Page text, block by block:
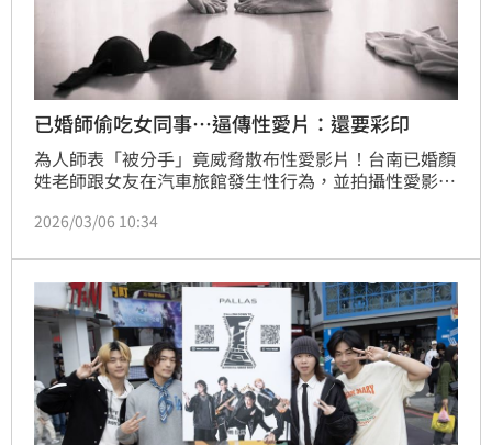
已婚師偷吃女同事…逼傳性愛片：還要彩印
為人師表「被分手」竟威脅散布性愛影片！台南已婚顏
姓老師跟女友在汽車旅館發生性行為，並拍攝性愛影
嗆還恐嚇「就讓它流傳下去？彩印出來當傳單就很精彩
解，獲原諒，審理後，法院依法判他緩刑2年，緩刑期
間付保護管束，提供80小時義務勞務，可上訴。
2026/03/06 10:34